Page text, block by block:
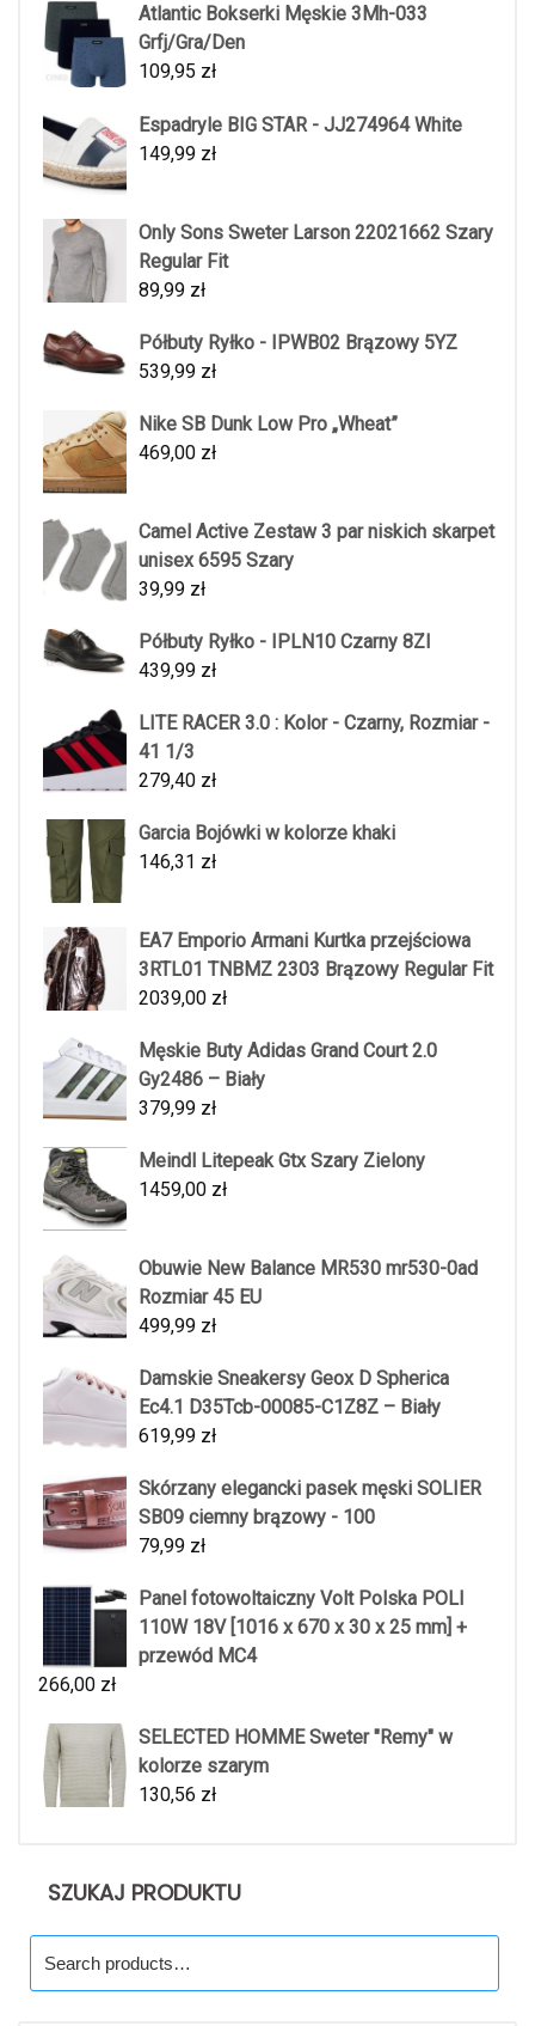
Atlantic Bokserki Męskie 3Mh-033
Grfj/Gra/Den
109,95 zł
Espadryle BIG STAR - JJ274964 White
149,99 zł
Only Sons Sweter Larson 22021662 Szary
Regular Fit
89,99 zł
Półbuty Ryłko - IPWB02 Brązowy 5YZ
539,99 zł
Nike SB Dunk Low Pro „Wheat”
469,00 zł
Camel Active Zestaw 3 par niskich skarpet
unisex 6595 Szary
39,99 zł
Półbuty Ryłko - IPLN10 Czarny 8ZI
439,99 zł
LITE RACER 3.0 : Kolor - Czarny, Rozmiar -
41 1/3
279,40 zł
Garcia Bojówki w kolorze khaki
146,31 zł
EA7 Emporio Armani Kurtka przejściowa
3RTL01 TNBMZ 2303 Brązowy Regular Fit
2039,00 zł
Męskie Buty Adidas Grand Court 2.0
Gy2486 – Biały
379,99 zł
Meindl Litepeak Gtx Szary Zielony
1459,00 zł
Obuwie New Balance MR530 mr530-0ad
Rozmiar 45 EU
499,99 zł
Damskie Sneakersy Geox D Spherica
Ec4.1 D35Tcb-00085-C1Z8Z – Biały
619,99 zł
Skórzany elegancki pasek męski SOLIER
SB09 ciemny brązowy - 100
79,99 zł
Panel fotowoltaiczny Volt Polska POLI
110W 18V [1016 x 670 x 30 x 25 mm] +
przewód MC4
266,00 zł
SELECTED HOMME Sweter "Remy" w
kolorze szarym
130,56 zł
SZUKAJ PRODUKTU
for: